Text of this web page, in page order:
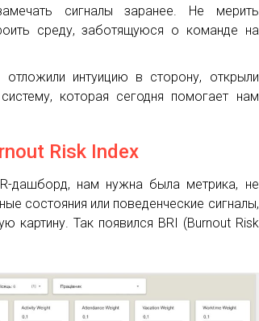
сигналы заранее. Не мерить
среду, заботящуюся о команде на
интуицию в сторону, открыли
которая сегодня помогает нам
Risk Index
дашборд, нам нужна была метрика, не
состояния или поведенческие сигналы,
Так появился BRI (Burnout Risk